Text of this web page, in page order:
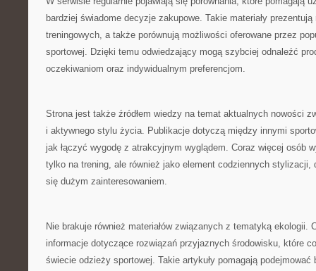
bardziej świadome decyzje zakupowe. Takie materiały
treningowych, a także porównują możliwości oferowane przez
sportowej. Dzięki temu odwiedzający mogą szybciej odnaleźć
oczekiwaniom oraz indywidualnym preferencjom.
Strona jest także źródłem wiedzy na temat aktualnych nowości
i aktywnego stylu życia. Publikacje dotyczą między innymi
jak łączyć wygodę z atrakcyjnym wyglądem. Coraz więcej osób
tylko na trening, ale również jako element codziennych stylizacji,
się dużym zainteresowaniem.
Nie brakuje również materiałów związanych z tematyką ekologii.
informacje dotyczące rozwiązań przyjaznych środowisku, które
świecie odzieży sportowej. Takie artykuły pomagają podejmować